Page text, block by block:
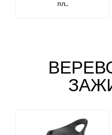
пл..